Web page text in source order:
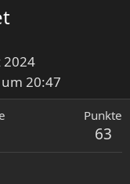
2024
20:47
Punkte
63